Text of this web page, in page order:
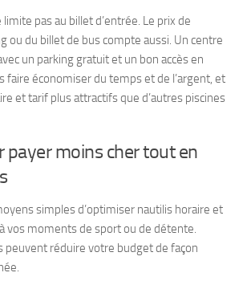
pas au billet d’entrée. Le prix de
ou du billet de bus compte aussi. Un centre
un parking gratuit et un bon accès en
faire économiser du temps et de l’argent, et
et tarif plus attractifs que d’autres piscines
payer moins cher tout en
simples d’optimiser nautilis horaire et
vos moments de sport ou de détente.
peuvent réduire votre budget de façon